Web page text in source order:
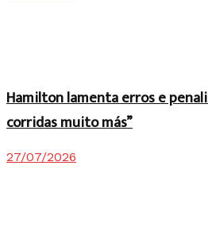
Hamilton lamenta erros e
corridas muito más”
27/07/2026